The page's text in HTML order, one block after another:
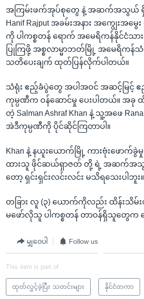
ညွန်း
စာမျက်နှာ
ကျော်
ကြည့်
ရှာဖွေ
နေရာ
ရန်
Learning English
ဗွီအိုအေ လူမှုကွန်ယက်များ
အကြမ်းဖက်အုပ်စုတွေ နဲ့ အဆက်အသွယ် ရှိ
Hanif Rajput အခမ်းအနား အကျွေးအမွ
ကို ပါကစ္စတန် ရောက် အမေရိကန်နိုင်ငံသ
ပြုကြဖို့ အစ္စလာမ္မာဘတ်မြို့ အမေရိကန်
သတိပေးချက် ထုတ်ပြန်လိုက်ပါတယ်။
သံရုံး ဧည့်ခံပွဲတွေ အပါအဝင် အဆင့်မြင့်
ကုမ္ပဏီက ဝန်ဆောင်မှု ပေးပါတယ်။ အခု
တဲ့ Salman Ashraf Khan နဲ့ သူ့အဖေ
အဲဒီကုမ္ပဏီကို ပိုင်ဆိုင်ကြတာပါ။
Khan နဲ့ နယူးယောက်မြို့ ကားဗုံးဖော
ထားသူ ဖိုင်ဆယ်ရှာဇတ် တို့ ရဲ့ အဆက်
တော့ ရှင်းရှင်းလင်းလင်း မသိရသေးပါဘူး။
တခြား လူ (၃) ယောက်ကိုလည်း ထိန်းသိ
မဖော်လိုသူ ပါကစ္စတန် တာဝန်ရှိသူတွေက ပ
မျှဝေပါ Follow us
This item is part of
ထုတ်လွှင့်ခဲ့ပြီး သတင်းများ နိုင်ငံတကာ